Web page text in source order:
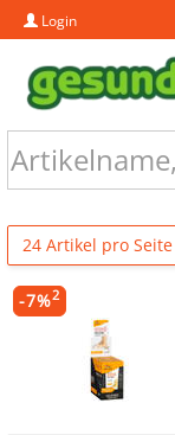
Login
24 Artikel pro Seite
-7%2